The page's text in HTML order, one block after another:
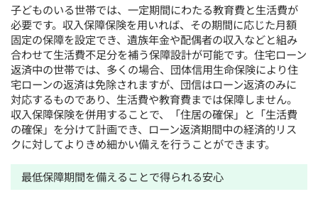
子どものいる世帯では、一定期間にわたる教育費と生活費が
必要です。収入保障保険を用いれば、その期間に応じた月額
固定の保障を設定でき、遺族年金や配偶者の収入などと組み
合わせて生活費不足分を補う保障設計が可能です。住宅ローン
返済中の世帯では、多くの場合、団体信用生命保険により住
宅ローンの返済は免除されますが、団信はローン返済のみに
対応するものであり、生活費や教育費までは保障しません。
収入保障保険を併用することで、「住居の確保」と「生活費
の確保」を分けて計画でき、ローン返済期間中の経済的リス
クに対してよりきめ細かい備えを行うことができます。
最低保障期間を備えることで得られる安心